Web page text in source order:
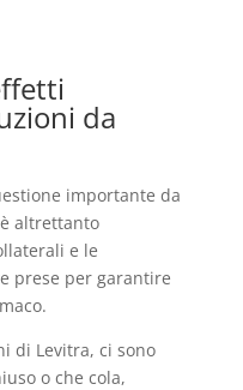
da
importante da
altrettanto
e le
prese per garantire
di Levitra, ci sono
o che cola,